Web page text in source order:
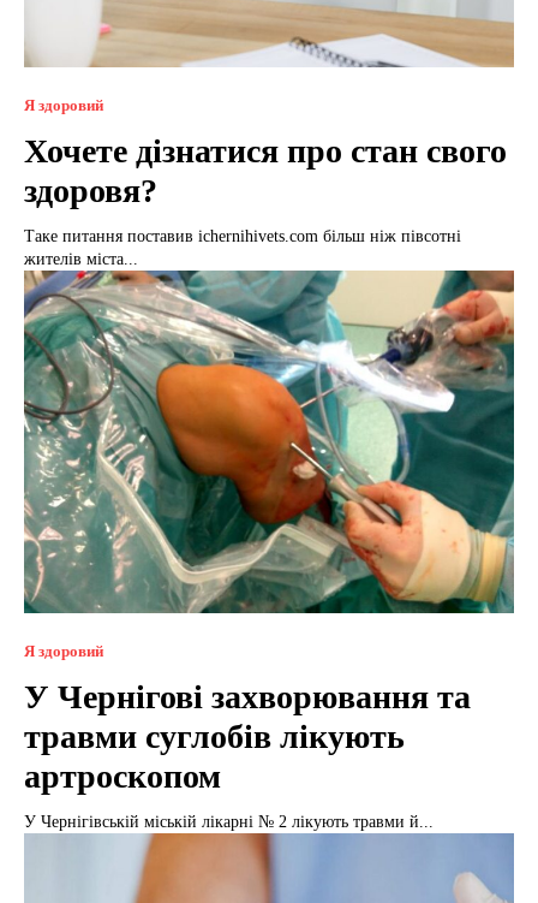
Я здоровий
Хочете дізнатися про стан свого
здоровя?
Таке питання поставив ichernihivets.com більш ніж півсотні
жителів міста...
Я здоровий
У Чернігові захворювання та
травми суглобів лікують
артроскопом
У Чернігівській міській лікарні № 2 лікують травми й...